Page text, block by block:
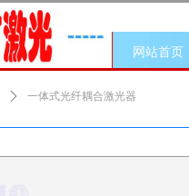
网站首页
ꄲ 一体式光纤耦合激光器